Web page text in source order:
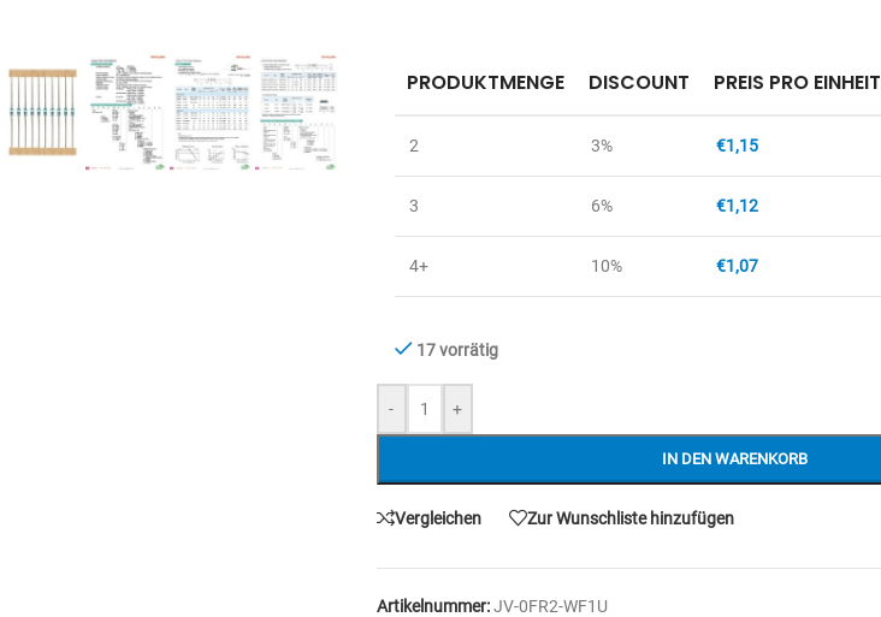
PRODUKTMENGE DISCOUNT PREIS PRO EINHEIT
2 3% €1,15
3 6% €1,12
4+ 10% €1,07
17 vorrätig
- +
IN DEN WARENKORB
Vergleichen Zur Wunschliste hinzufügen
Artikelnummer:JV-0FR2-WF1U